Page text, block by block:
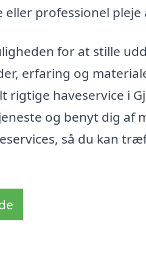
professionel
for at stille
erfaring og
rigtige haveservice i
og benyt dig af
så du kan